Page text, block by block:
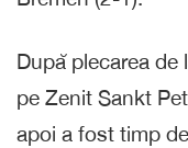
După plecarea de
pe Zenit Sankt
apoi a fost timp